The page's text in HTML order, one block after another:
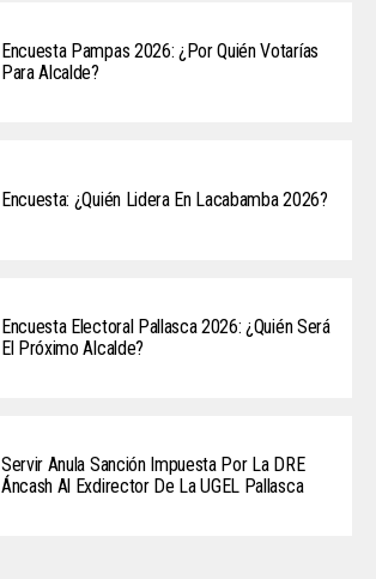
Encuesta Pampas 2026: ¿Por Quién Votarías
Para Alcalde?
Encuesta: ¿Quién Lidera En Lacabamba 2026?
Encuesta Electoral Pallasca 2026: ¿Quién Será
El Próximo Alcalde?
Servir Anula Sanción Impuesta Por La DRE
Áncash Al Exdirector De La UGEL Pallasca